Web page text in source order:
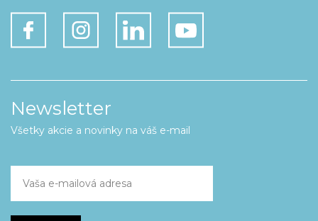
Newsletter
Všetky akcie a novinky na váš e-mail